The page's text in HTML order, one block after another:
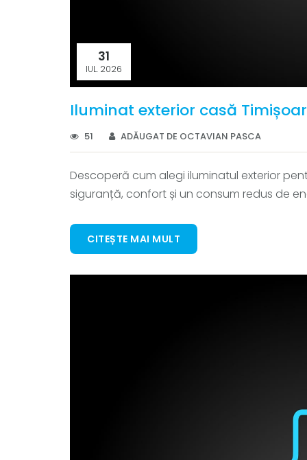
31
IUL. 2026
Iluminat exterior casă
51 ADĂUGAT DE OCTAVIAN PASCA
Descoperă cum alegi iluminatul exterior
siguranță, confort și un consum redus de
CITEȘTE MAI MULT